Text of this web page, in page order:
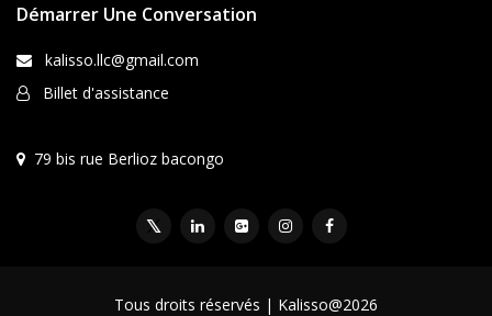
Démarrer Une Conversation
kalisso.llc@gmail.com
Billet d'assistance
79 bis rue Berlioz bacongo
Tous droits réservés | Kalisso@2026